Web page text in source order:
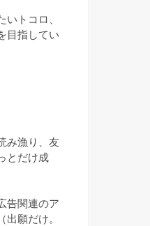
トコロ、
目指してい
み漁り、友
とだけ成
告関連のア
出願だけ。